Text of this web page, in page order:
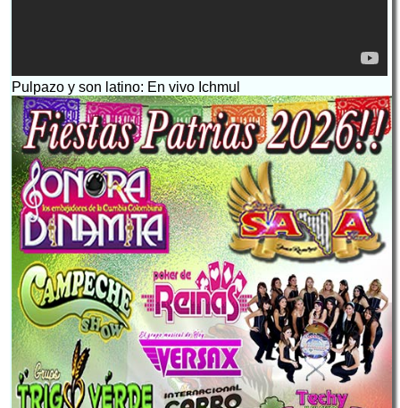
Pulpazo y son latino: En vivo Ichmul